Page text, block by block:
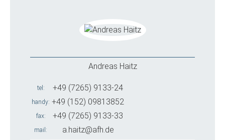
Andreas Haitz
tel +49 (7265) 9133-24
handy +49 (152) 09813852
fax +49 (7265) 9133-33
mail a.haitz@afh.de